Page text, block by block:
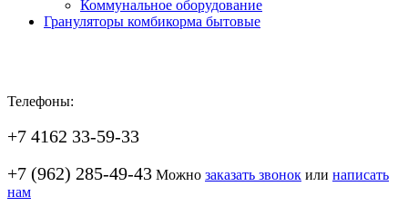
Коммунальное оборудование
Грануляторы комбикорма бытовые
Телефоны:
+7 4162 33-59-33
+7 (962) 285-49-43 Можно заказать звонок или написать
нам